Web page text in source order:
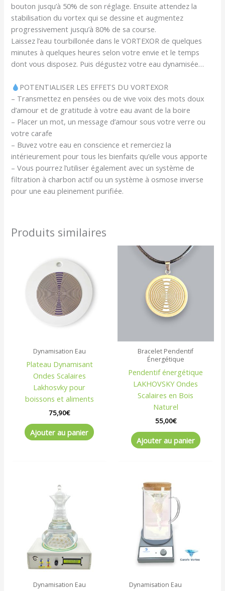
bouton jusqu’à 50% de son réglage. Ensuite attendez la
stabilisation du vortex qui se dessine et augmentez
progressivement jusqu’à 80% de sa course.
Laissez l’eau tourbillonée dans le VORTEXOR de quelques
minutes à quelques heures selon votre envie et le temps
dont vous disposez. Puis dégustez votre eau dynamisée…
POTENTIALISER LES EFFETS DU VORTEXOR
– Transmettez en pensées ou de vive voix des mots doux
d’amour et de gratitude à votre eau avant de la boire
– Placer un mot, un message d’amour sous votre verre ou
votre carafe
– Buvez votre eau en conscience et remerciez la
intérieurement pour tous les bienfaits qu’elle vous apporte
– Vous pourrez l’utiliser également avec un système de
filtration à charbon actif ou un système à osmose inverse
pour une eau pleinement purifiée.
Produits similaires
Dynamisation Eau
Plateau Dynamisant
Ondes Scalaires
Lakhosvky pour
boissons et aliments
75,90€
Ajouter au panier
Bracelet Pendentif
Énergétique
Pendentif énergétique
LAKHOVSKY Ondes
Scalaires en Bois
Naturel
55,00€
Ajouter au panier
Dynamisation Eau Dynamisation Eau